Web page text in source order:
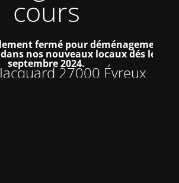
cours
fermé pour déménagement.
nos nouveaux locaux dés le 16
septembre 2024.27000 Évreux